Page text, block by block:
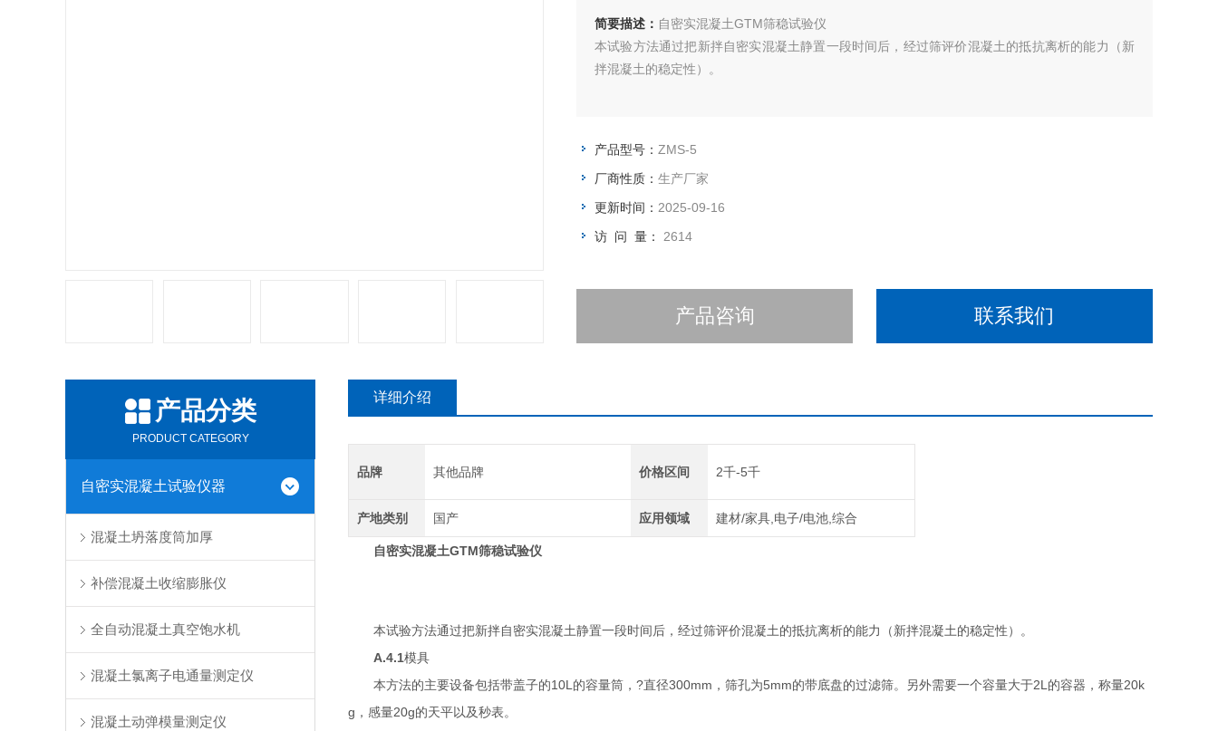
简要描述： 自密实混凝土GTM筛稳试验仪
本试验方法通过把新拌自密实混凝土静置一段时间后，经过筛评价混凝土的抵抗离析的能力（新
拌混凝土的稳定性）。
产品型号： ZMS-5
厂商性质： 生产厂家
更新时间： 2025-09-16
访 问 量： 2614
产品咨询 联系我们
产品分类
PRODUCT CATEGORY
自密实混凝土试验仪器
混凝土坍落度筒加厚
补偿混凝土收缩膨胀仪
全自动混凝土真空饱水机
混凝土氯离子电通量测定仪
混凝土动弹模量测定仪
详细介绍
品牌 其他品牌 价格区间 2千-5千
产地类别 国产 应用领域 建材/家具,电子/电池,综合
自密实混凝土GTM筛稳试验仪
本试验方法通过把新拌自密实混凝土静置一段时间后，经过筛评价混凝土的抵抗离析的能力（新拌混凝土的稳定性）。
A.4.1模具
本方法的主要设备包括带盖子的10L的容量筒，?直径300mm，筛孔为5mm的带底盘的过滤筛。另外需要一个容量大于2L的容器，称量20k
g，感量20g的天平以及秒表。